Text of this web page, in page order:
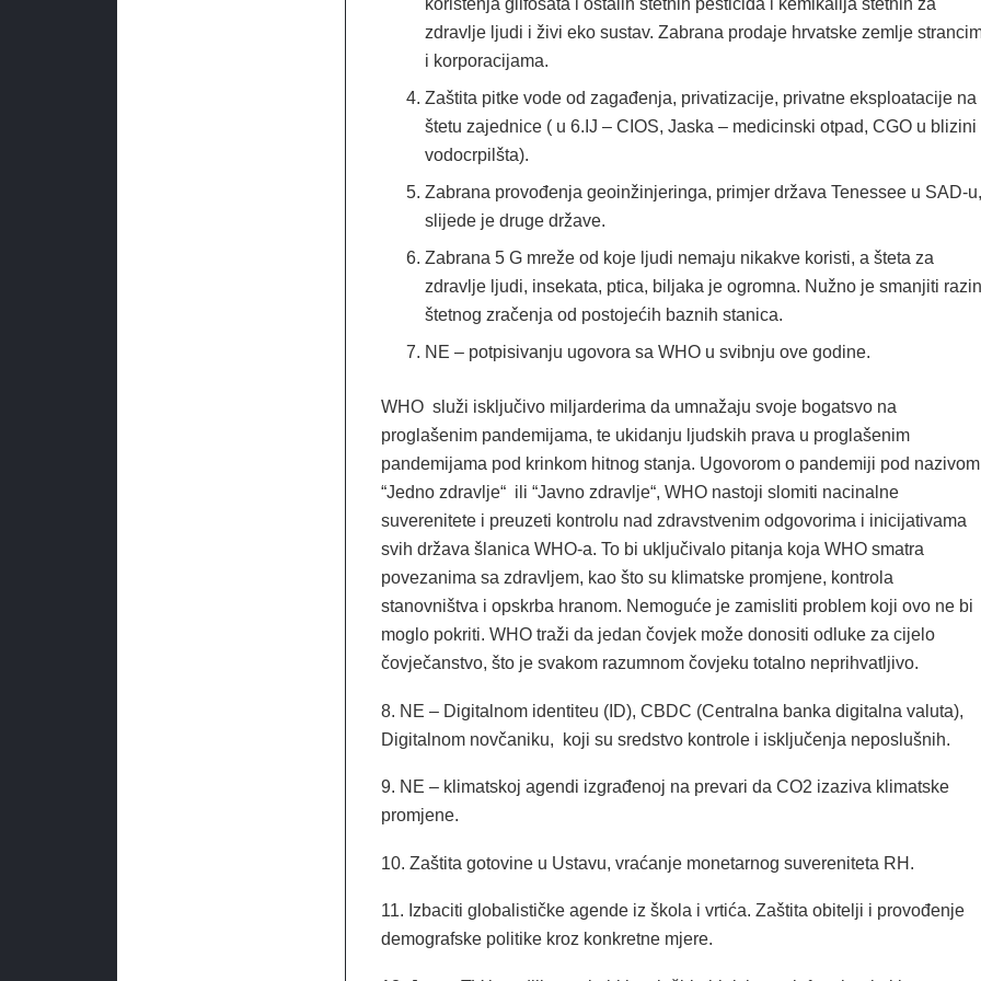
korištenja glifosata i ostalih štetnih pesticida i kemikalija štetnih za
zdravlje ljudi i živi eko sustav. Zabrana prodaje hrvatske zemlje
i korporacijama.
Zaštita pitke vode od zagađenja, privatizacije, privatne eksploatacije na
štetu zajednice ( u 6.IJ – CIOS, Jaska – medicinski otpad, CGO u blizini
vodocrpilšta).
Zabrana provođenja geoinžinjeringa, primjer država Tenessee u SAD-u,
slijede je druge države.
Zabrana 5 G mreže od koje ljudi nemaju nikakve koristi, a šteta za
zdravlje ljudi, insekata, ptica, biljaka je ogromna. Nužno je smanjiti
štetnog zračenja od postojećih baznih stanica.
NE – potpisivanju ugovora sa WHO u svibnju ove godine.
WHO služi isključivo miljarderima da umnažaju svoje bogatsvo na
proglašenim pandemijama, te ukidanju ljudskih prava u proglašenim
pandemijama pod krinkom hitnog stanja. Ugovorom o pandemiji pod nazivom
“Jedno zdravlje“ ili “Javno zdravlje“, WHO nastoji slomiti nacinalne
suverenitete i preuzeti kontrolu nad zdravstvenim odgovorima i inicijativama
svih država šlanica WHO-a. To bi uključivalo pitanja koja WHO smatra
povezanima sa zdravljem, kao što su klimatske promjene, kontrola
stanovništva i opskrba hranom. Nemoguće je zamisliti problem koji ovo ne bi
moglo pokriti. WHO traži da jedan čovjek može donositi odluke za cijelo
čovječanstvo, što je svakom razumnom čovjeku totalno neprihvatljivo.
8. NE – Digitalnom identiteu (ID), CBDC (Centralna banka digitalna valuta),
Digitalnom novčaniku, koji su sredstvo kontrole i isključenja neposlušnih.
9. NE – klimatskoj agendi izgrađenoj na prevari da CO2 izaziva klimatske
promjene.
10. Zaštita gotovine u Ustavu, vraćanje monetarnog suvereniteta RH.
11. Izbaciti globalističke agende iz škola i vrtića. Zaštita obitelji i provođenje
demografske politike kroz konkretne mjere.